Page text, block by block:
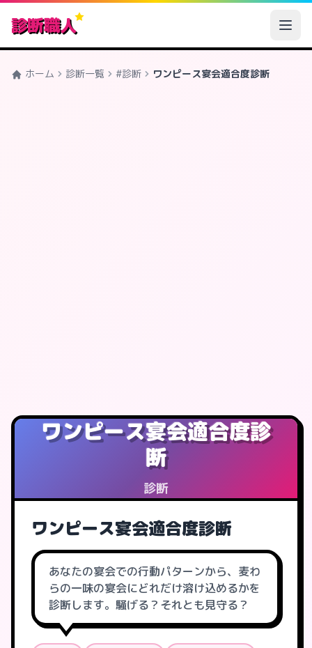
診断職人
ホーム 診断一覧 #診断 ワンピース宴会適合度診断
ワンピース宴会適合度診
断
診断
ワンピース宴会適合度診断
あなたの宴会での行動パターンから、麦わ
らの一味の宴会にどれだけ溶け込めるかを
診断します。騒げる？それとも見守る？